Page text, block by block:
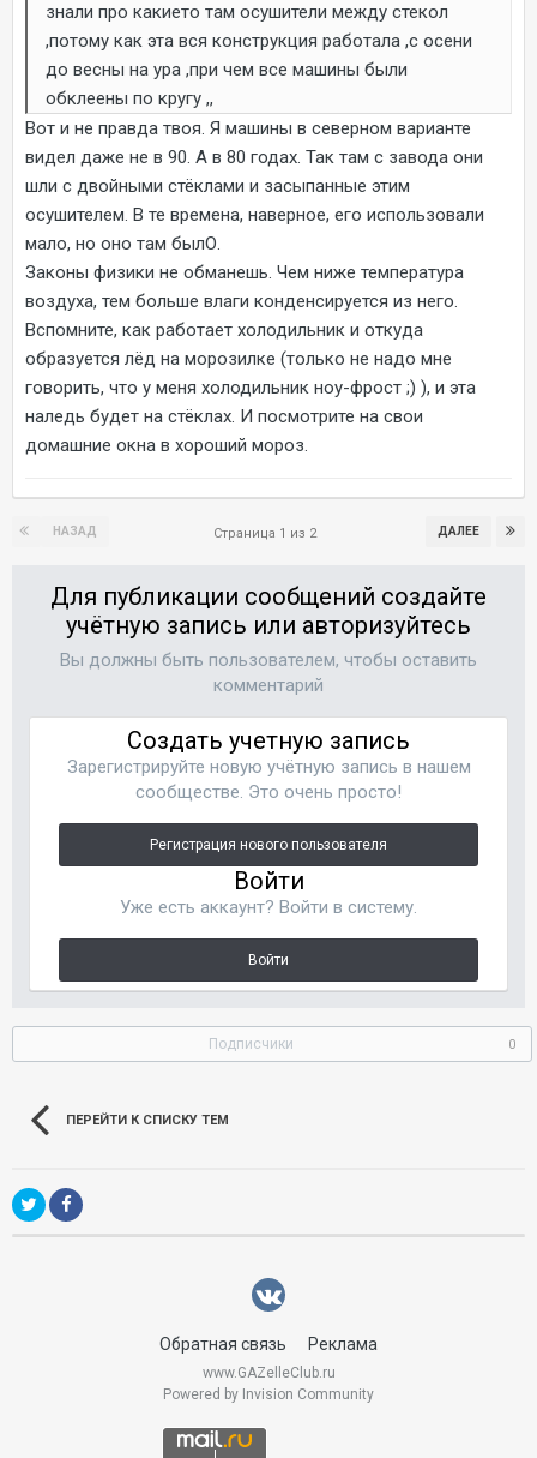
знали про какието там осушители между стекол
,потому как эта вся конструкция работала ,с осени
до весны на ура ,при чем все машины были
обклеены по кругу ,,
Вот и не правда твоя. Я машины в северном варианте
видел даже не в 90. А в 80 годах. Так там с завода они
шли с двойными стёклами и засыпанные этим
осушителем. В те времена, наверное, его использовали
мало, но оно там былО.
Законы физики не обманешь. Чем ниже температура
воздуха, тем больше влаги конденсируется из него.
Вспомните, как работает холодильник и откуда
образуется лёд на морозилке (только не надо мне
говорить, что у меня холодильник ноу-фрост ;) ), и эта
наледь будет на стёклах. И посмотрите на свои
домашние окна в хороший мороз.
НАЗАД ДАЛЕЕ
Страница 1 из 2
Для публикации сообщений создайте
учётную запись или авторизуйтесь
Вы должны быть пользователем, чтобы оставить
комментарий
Создать учетную запись
Зарегистрируйте новую учётную запись в нашем
сообществе. Это очень просто!
Регистрация нового пользователя
Войти
Уже есть аккаунт? Войти в систему.
Войти
Подписчики 0
ПЕРЕЙТИ К СПИСКУ ТЕМ
Обратная связь Реклама
www.GAZelleClub.ru
Powered by Invision Community